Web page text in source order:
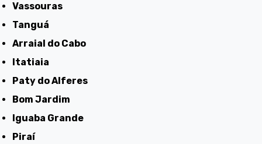
Vassouras
Tanguá
Arraial do Cabo
Itatiaia
Paty do Alferes
Bom Jardim
Iguaba Grande
Piraí